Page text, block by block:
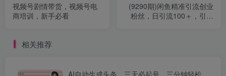
视频号剧情带货，视频号电
商培训，新手必看
(9290期)闲鱼精准引流创业
粉丝，日引流100＋，引流
相关推荐
AI自动生成头条，三天必起号，三分钟轻松